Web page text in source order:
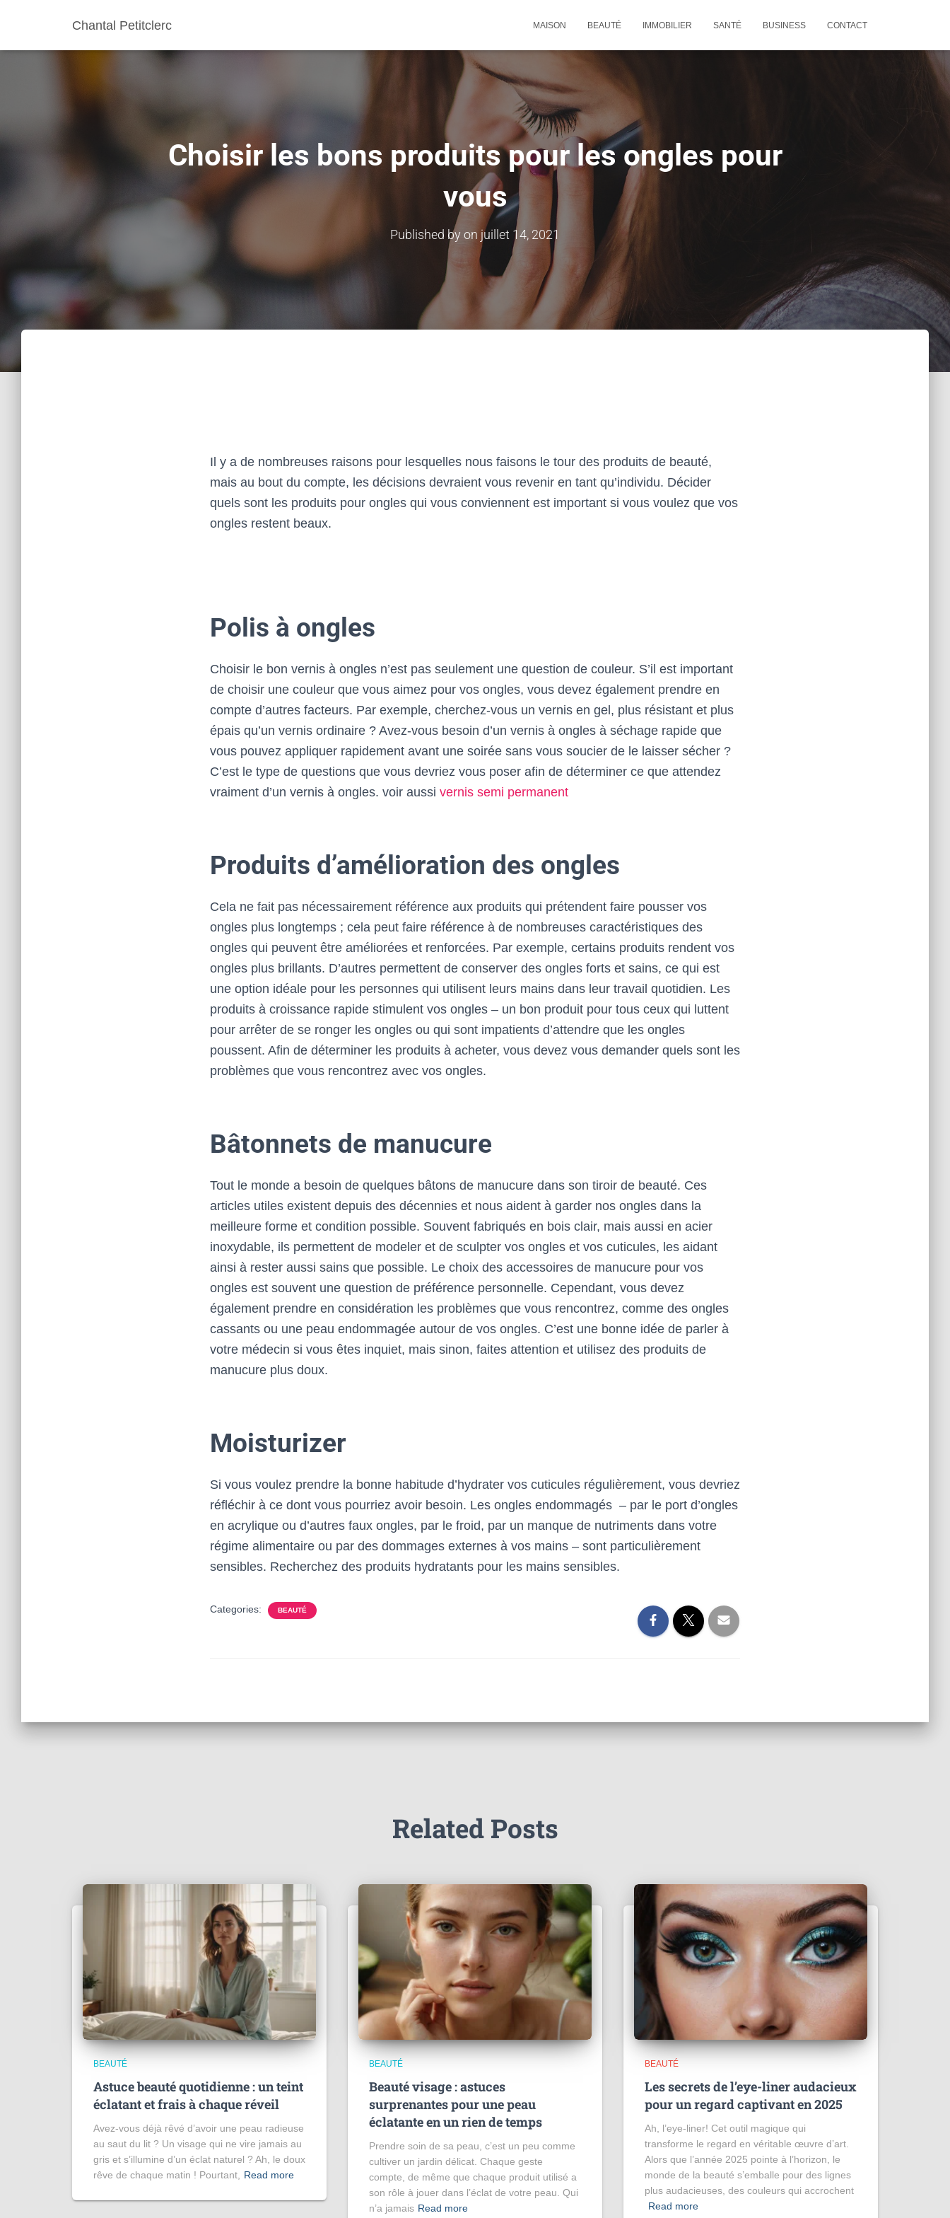
Chantal Petitclerc MAISON BEAUTÉ IMMOBILIER SANTÉ BUSINESS CONTACT
Choisir les bons produits pour les ongles pour
vous
Published byon juillet 14, 2021
Il y a de nombreuses raisons pour lesquelles nous faisons le tour des produits de beauté,
mais au bout du compte, les décisions devraient vous revenir en tant qu’individu. Décider
quels sont les produits pour ongles qui vous conviennent est important si vous voulez que vos
ongles restent beaux.
Polis à ongles
Choisir le bon vernis à ongles n’est pas seulement une question de couleur. S’il est important
de choisir une couleur que vous aimez pour vos ongles, vous devez également prendre en
compte d’autres facteurs. Par exemple, cherchez-vous un vernis en gel, plus résistant et plus
épais qu’un vernis ordinaire ? Avez-vous besoin d’un vernis à ongles à séchage rapide que
vous pouvez appliquer rapidement avant une soirée sans vous soucier de le laisser sécher ?
C’est le type de questions que vous devriez vous poser afin de déterminer ce que attendez
vraiment d’un vernis à ongles. voir aussi vernis semi permanent
Produits d’amélioration des ongles
Cela ne fait pas nécessairement référence aux produits qui prétendent faire pousser vos
ongles plus longtemps ; cela peut faire référence à de nombreuses caractéristiques des
ongles qui peuvent être améliorées et renforcées. Par exemple, certains produits rendent vos
ongles plus brillants. D’autres permettent de conserver des ongles forts et sains, ce qui est
une option idéale pour les personnes qui utilisent leurs mains dans leur travail quotidien. Les
produits à croissance rapide stimulent vos ongles – un bon produit pour tous ceux qui luttent
pour arrêter de se ronger les ongles ou qui sont impatients d’attendre que les ongles
poussent. Afin de déterminer les produits à acheter, vous devez vous demander quels sont les
problèmes que vous rencontrez avec vos ongles.
Bâtonnets de manucure
Tout le monde a besoin de quelques bâtons de manucure dans son tiroir de beauté. Ces
articles utiles existent depuis des décennies et nous aident à garder nos ongles dans la
meilleure forme et condition possible. Souvent fabriqués en bois clair, mais aussi en acier
inoxydable, ils permettent de modeler et de sculpter vos ongles et vos cuticules, les aidant
ainsi à rester aussi sains que possible. Le choix des accessoires de manucure pour vos
ongles est souvent une question de préférence personnelle. Cependant, vous devez
également prendre en considération les problèmes que vous rencontrez, comme des ongles
cassants ou une peau endommagée autour de vos ongles. C’est une bonne idée de parler à
votre médecin si vous êtes inquiet, mais sinon, faites attention et utilisez des produits de
manucure plus doux.
Moisturizer
Si vous voulez prendre la bonne habitude d’hydrater vos cuticules régulièrement, vous devriez
réfléchir à ce dont vous pourriez avoir besoin. Les ongles endommagés – par le port d’ongles
en acrylique ou d’autres faux ongles, par le froid, par un manque de nutriments dans votre
régime alimentaire ou par des dommages externes à vos mains – sont particulièrement
sensibles. Recherchez des produits hydratants pour les mains sensibles.
Categories: BEAUTÉ
Related Posts
BEAUTÉ
Astuce beauté quotidienne : un teint
éclatant et frais à chaque réveil
Avez-vous déjà rêvé d’avoir une peau radieuse
au saut du lit ? Un visage qui ne vire jamais au
gris et s’illumine d’un éclat naturel ? Ah, le doux
rêve de chaque matin ! Pourtant,
Read more
BEAUTÉ
Beauté visage : astuces
surprenantes pour une peau
éclatante en un rien de temps
Prendre soin de sa peau, c’est un peu comme
cultiver un jardin délicat. Chaque geste
compte, de même que chaque produit utilisé a
son rôle à jouer dans l’éclat de votre peau. Qui
n’a jamais Read more
BEAUTÉ
Les secrets de l’eye-liner audacieux
pour un regard captivant en 2025
Ah, l’eye-liner! Cet outil magique qui
transforme le regard en véritable œuvre d’art.
Alors que l’année 2025 pointe à l’horizon, le
monde de la beauté s’emballe pour des lignes
plus audacieuses, des couleurs qui accrochent
Read more